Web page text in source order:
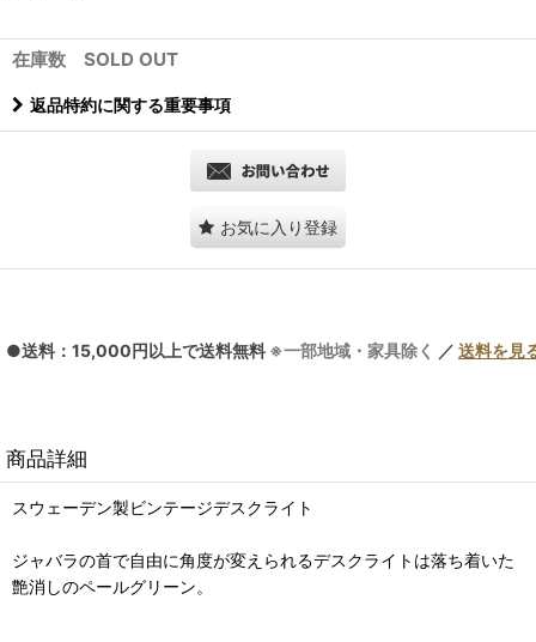
在庫数 SOLD OUT
返品特約に関する重要事項
お気に入り登録
●送料：15,000円以上で送料無料 ※一部地域・家具除く ／ 送料を見
商品詳細
スウェーデン製ビンテージデスクライト
ジャバラの首で自由に角度が変えられるデスクライトは落ち着いた
艶消しのペールグリーン。